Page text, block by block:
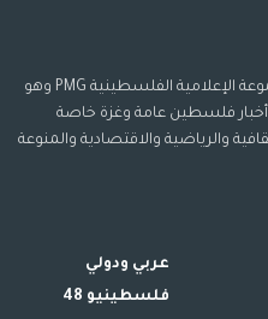
موقع غزة بوست هو احد خدمات المجموعة الإعلامية الفلسطينية PMG وهو
فلسطين عامة وغزة خاصة
والرياضية والاقتصادية والمنوعة
عربي ودولي
فلسطينيو 48